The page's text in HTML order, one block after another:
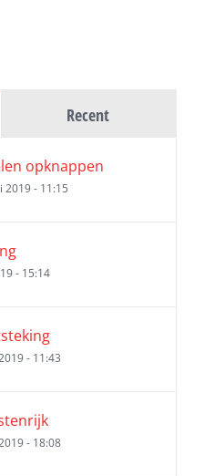
Recent
opknappen
2019 - 11:15
- 15:14
- 11:43
- 18:08